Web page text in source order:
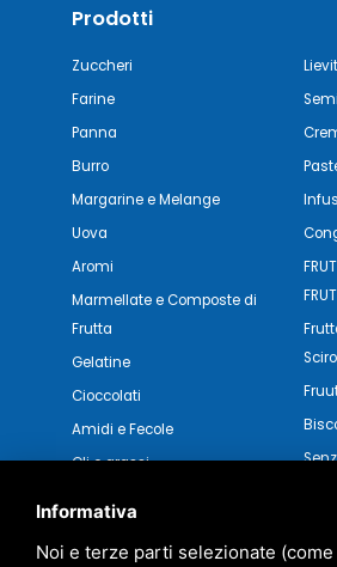
Prodotti
Zuccheri
Farine
Panna
Burro
Margarine e Melange
Uova
Aromi
Marmellate e Composte di
Frutta
Gelatine
Cioccolati
Amidi e Fecole
Oli e grassi
Informativa
Noi e terze parti selezionate